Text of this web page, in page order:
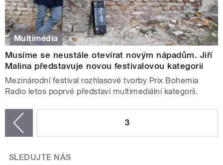
Multimédia
Musíme se neustále otevírat novým nápadům. Jiří
Malina představuje novou festivalovou kategorii
Mezinárodní festival rozhlasové tvorby Prix Bohemia
Radio letos poprvé představí multimediální kategorii.
3
SLEDUJTE NÁS